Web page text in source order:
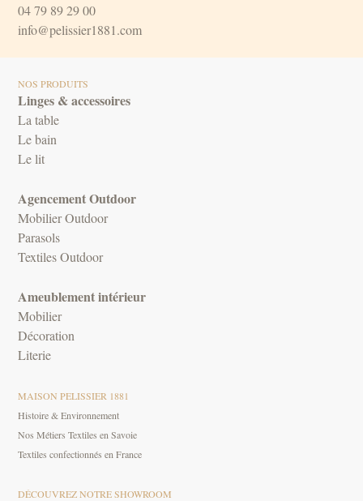
04 79 89 29 00
info@pelissier1881.com
NOS PRODUITS
Linges & accessoires
La table
Le bain
Le lit
Agencement Outdoor
Mobilier Outdoor
Parasols
Textiles Outdoor
Ameublement intérieur
Mobilier
Décoration
Literie
MAISON PELISSIER 1881
Histoire & Environnement
Nos Métiers Textiles en Savoie
Textiles confectionnés en France
DÉCOUVREZ NOTRE SHOWROOM